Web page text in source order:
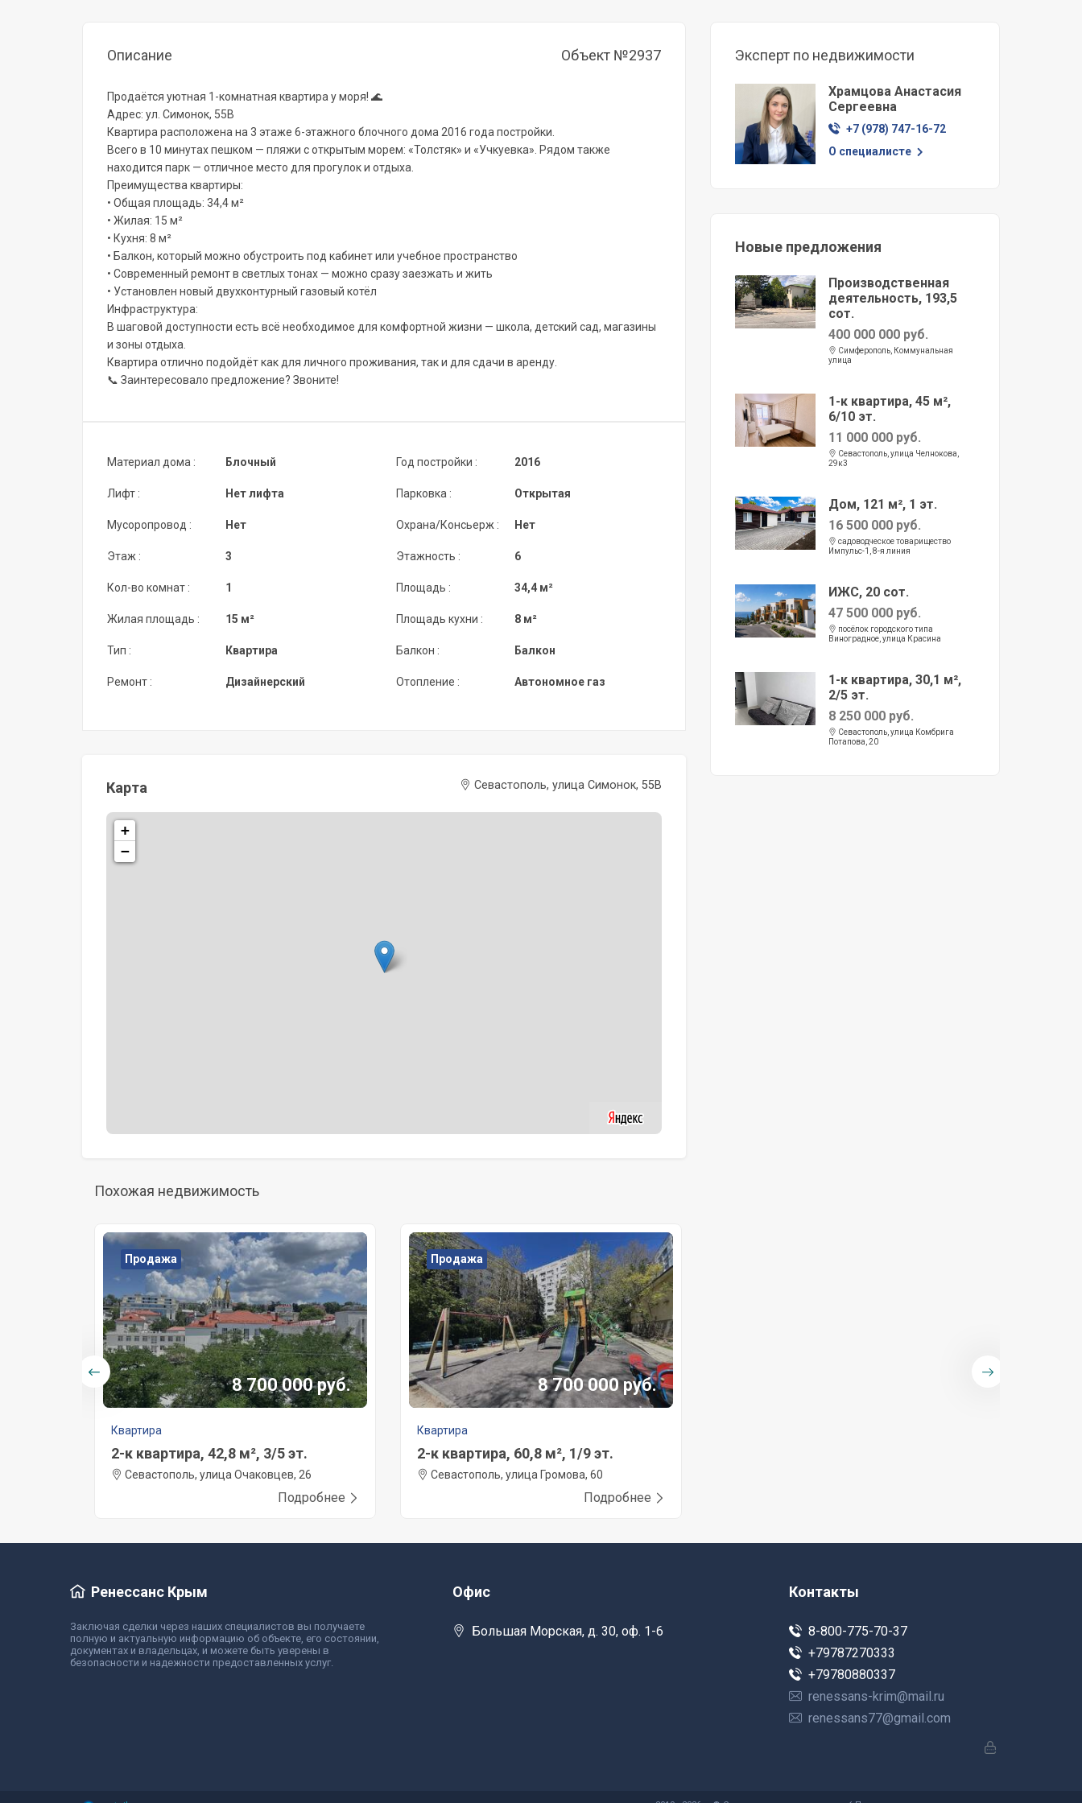
Описание Объект №2937
Продаётся уютная 1-комнатная квартира у моря! 🌊
Адрес: ул. Симонок, 55В
Квартира расположена на 3 этаже 6-этажного блочного дома 2016 года постройки.
Всего в 10 минутах пешком — пляжи с открытым морем: «Толстяк» и «Учкуевка». Рядом также
находится парк — отличное место для прогулок и отдыха.
Преимущества квартиры:
• Общая площадь: 34,4 м²
• Жилая: 15 м²
• Кухня: 8 м²
• Балкон, который можно обустроить под кабинет или учебное пространство
• Современный ремонт в светлых тонах — можно сразу заезжать и жить
• Установлен новый двухконтурный газовый котёл
Инфраструктура:
В шаговой доступности есть всё необходимое для комфортной жизни — школа, детский сад, магазины
и зоны отдыха.
Квартира отлично подойдёт как для личного проживания, так и для сдачи в аренду.
📞 Заинтересовало предложение? Звоните!
Материал дома :
Лифт :
Мусоропровод :
Этаж :
Кол-во комнат :
Жилая площадь :
Тип :
Ремонт :
Блочный
Нет лифта
Нет
3
1
15 м²
Квартира
Дизайнерский
Год постройки :
Парковка :
Охрана/Консьерж :
Этажность :
Площадь :
Площадь кухни :
Балкон :
Отопление :
2016
Открытая
Нет
6
34,4 м²
8 м²
Балкон
Автономное газ
Карта Севастополь, улица Симонок, 55В
+
−
Эксперт по недвижимости
Храмцова Анастасия
Сергеевна
+7 (978) 747-16-72
О специалисте
Новые предложения
Производственная
деятельность, 193,5
сот.
400 000 000 руб.
Симферополь, Коммунальная
улица
1-к квартира, 45 м²,
6/10 эт.
11 000 000 руб.
Севастополь, улица Челнокова,
29к3
Дом, 121 м², 1 эт.
16 500 000 руб.
садоводческое товарищество
Импульс-1, 8-я линия
ИЖС, 20 сот.
47 500 000 руб.
посёлок городского типа
Виноградное, улица Красина
1-к квартира, 30,1 м²,
2/5 эт.
8 250 000 руб.
Севастополь, улица Комбрига
Потапова, 20
Похожая недвижимость
Продажа
8 700 000 руб.
Квартира
2-к квартира, 42,8 м², 3/5 эт.
Севастополь, улица Очаковцев, 26
Подробнее
Продажа
8 700 000 руб.
Квартира
2-к квартира, 60,8 м², 1/9 эт.
Севастополь, улица Громова, 60
Подробнее
Ренессанс Крым
Заключая сделки через наших специалистов вы получаете
полную и актуальную информацию об объекте, его состоянии,
документах и владельцах, и можете быть уверены в
безопасности и надежности предоставленных услуг.
Офис
Большая Морская, д. 30, оф. 1-6
Контакты
8-800-775-70-37
+79787270333
+79780880337
renessans-krim@mail.ru
renessans77@gmail.com